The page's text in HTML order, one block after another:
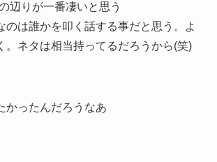
辺りが一番凄いと思う
のは誰かを叩く話する事だと思う。よ
。ネタは相当持ってるだろうから(笑)
かったんだろうなあ